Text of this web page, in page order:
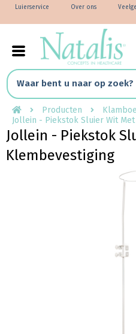
Over ons
Luierservice
Producten
Jollein - Piekstok Sluier Wit
Jollein - Piekstok
Klembevestiging